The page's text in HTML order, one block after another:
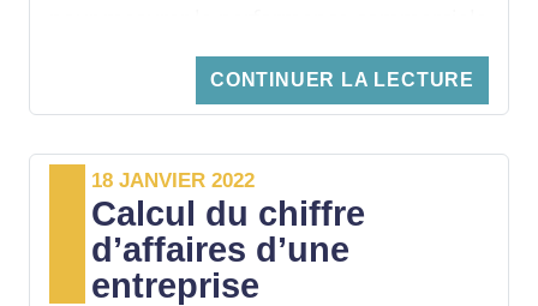
de la société. Le présent article vous
explique comment les calculer et les
CONTINUER LA LECTURE
18 JANVIER 2022
Calcul du chiffre
d’affaires d’une
entreprise